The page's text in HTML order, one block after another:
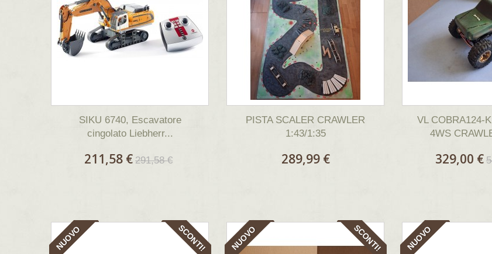
SIKU 6740, Escavatore
cingolato Liebherr...
211,58 € 291,58 €
PISTA SCALER CRAWLER
1:43/1:35
289,99 €
VL COBRA124-
4WS
329,00 €
NUOVO SCONTI! NUOVO SCONTI! NUOVO